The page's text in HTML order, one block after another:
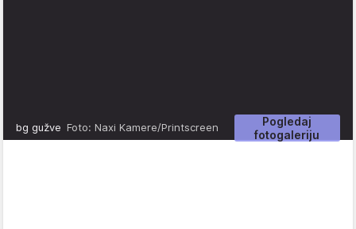
Pogledaj
fotogaleriju
bg gužve Foto: Naxi Kamere/Printscreen